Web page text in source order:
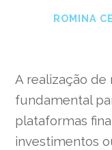
ROMINA
A realização
fundamental
plataformas
investimentos